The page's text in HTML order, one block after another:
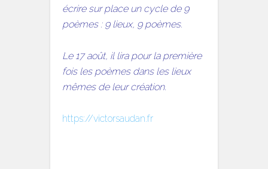
écrire sur place un cycle de 9
poèmes : 9 lieux, 9 poèmes.
Le 17 août, il lira pour la première
fois les poèmes dans les lieux
mêmes de leur création.
https://victorsaudan.fr